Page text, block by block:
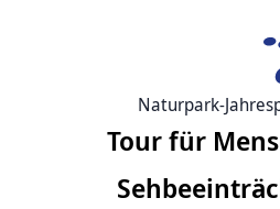
Naturpark-
Tour für